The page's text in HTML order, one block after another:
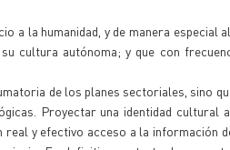
a la humanidad, y de manera especial
cultura autónoma; y que con
de los planes sectoriales, sino
Proyectar una identidad cultural
y efectivo acceso a la información